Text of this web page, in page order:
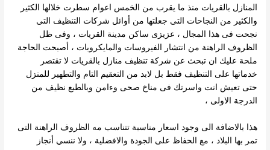
المنازل بالقريات منذ ما يقرب من الخمس اعوام سطرت خلالها الكثير
والكثير من النجاحات التى جعلتها من أوائل شركات التنظيف التى
نجحت فى هذا المجال ، عزيزى ساكن مدينة القريات ، وفى ظل
الظروف الراهنة من انتشار الفيروسات والمايكروبات ، أصبحت الحاجة
ملحة عليك ان تبحث عن شركة تنظيف منازل بالقريات لا تقتصر
خدماتها على التنظيف فقط بل لابد من التعقيم التام والتطهير للمنزل
حتى تعيش انت واسرتك فى مناخ صحى وءامن وبالطبع نظيف من
الدرجة الاولى ،
هذا بالاضافة الى وجود اسعار مناسبة تتناسب مه الظروف الراهنة التى
تمر بها البلاد ، مع الحفاظ على الجودة والافضلية ، ولا ننسي أنجاز